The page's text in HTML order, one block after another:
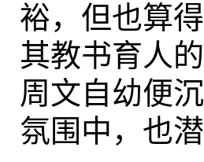
裕，但也算
其教书育人
周文自幼便
氛围中，也